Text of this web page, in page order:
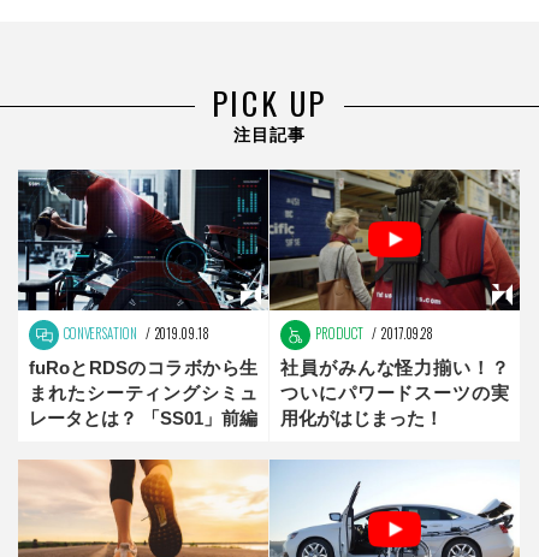
PICK UP
注目記事
CONVERSATION 2019.09.18
fuRoとRDSのコラボから生
まれたシーティングシミュ
レータとは？ 「SS01」前編
PRODUCT 2017.09.28
社員がみんな怪力揃い！？
ついにパワードスーツの実
用化がはじまった！